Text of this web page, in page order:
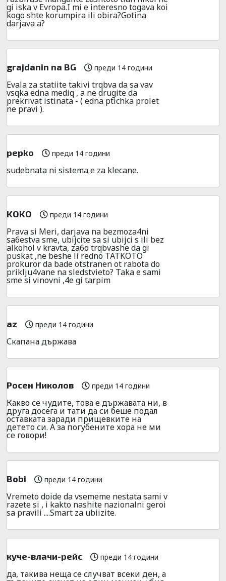
gi iska v Evropa.I mi e interesno togava koi
kogo shte korumpira ili obira?Gotina
darjava a?
grajdanin na BG преди 14 години
Evala za statiite takivi trqbva da sa vav
vsqka edna mediq , a ne drugite da
prekrivat istinata - ( edna ptichka prolet
ne pravi ).
pepko преди 14 години
sudebnata ni sistema e za klecane.
KOKO преди 14 години
Prava si Meri, darjava na bezmoza4ni
sa6estva sme, ubijcite sa si ubijci s ili bez
alkohol v kravta, za6o trqbvashe da gi
puskat ,ne beshe li redno TATKOTO
prokuror da bade otstranen ot rabota do
priklju4vane na sledstvieto? Taka e sami
sme si vinovni ,4e gi tarpim
az преди 14 години
Скапана държава
Росен Николов преди 14 години
Какво се чудите, това е държавата ни, в
друга досега и тати да си беше подал
оставката заради прищевките на
детето си. А за погубените хора не ми
се говори!
Bobi преди 14 години
Vremeto doide da vsememe nestata sami v
razete si , i kakto nashite nazionalni geroi
sa pravili ....Smart za ubiizite.
куче-влачи-рейс преди 14 години
да, такива неща се случват всеки ден, а